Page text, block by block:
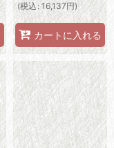
(税込: 16,137円)
カートに入れる